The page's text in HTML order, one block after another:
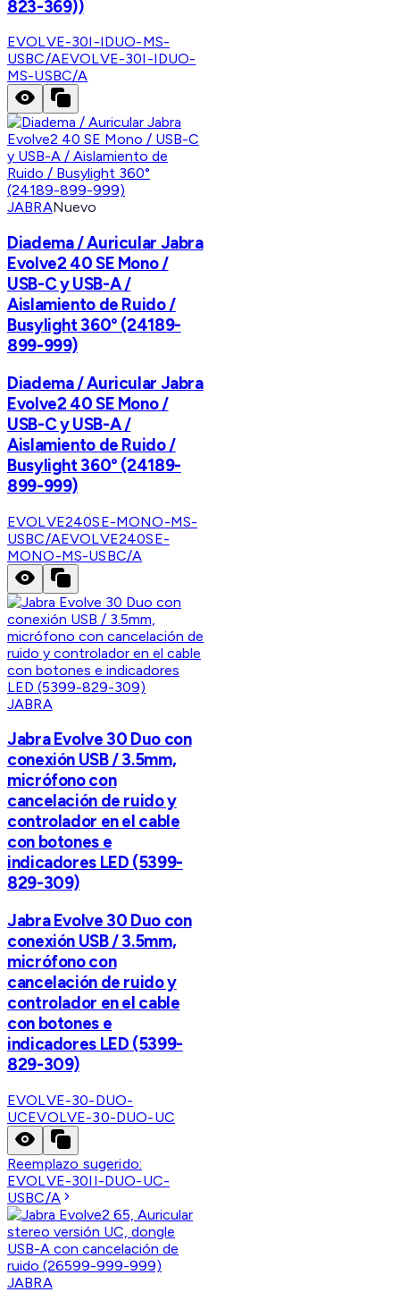
823-369))
EVOLVE-30I-IDUO-MS-
USBC/AEVOLVE-30I-IDUO-
MS-USBC/A
JABRANuevo
Diadema / Auricular Jabra
Evolve2 40 SE Mono /
USB-C y USB-A /
Aislamiento de Ruido /
Busylight 360° (24189-
899-999)
Diadema / Auricular Jabra
Evolve2 40 SE Mono /
USB-C y USB-A /
Aislamiento de Ruido /
Busylight 360° (24189-
899-999)
EVOLVE240SE-MONO-MS-
USBC/AEVOLVE240SE-
MONO-MS-USBC/A
JABRA
Jabra Evolve 30 Duo con
conexión USB / 3.5mm,
micrófono con
cancelación de ruido y
controlador en el cable
con botones e
indicadores LED (5399-
829-309)
Jabra Evolve 30 Duo con
conexión USB / 3.5mm,
micrófono con
cancelación de ruido y
controlador en el cable
con botones e
indicadores LED (5399-
829-309)
EVOLVE-30-DUO-
UCEVOLVE-30-DUO-UC
Reemplazo sugerido:
EVOLVE-30II-DUO-UC-
USBC/A
JABRA